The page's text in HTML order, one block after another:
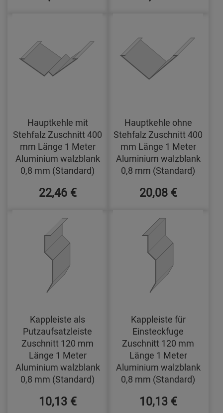
Hauptkehle mit
Stehfalz Zuschnitt 400
mm Länge 1 Meter
Aluminium walzblank
0,8 mm (Standard)
22,46 €
Hauptkehle ohne
Stehfalz Zuschnitt 400
mm Länge 1 Meter
Aluminium walzblank
0,8 mm (Standard)
20,08 €
Kappleiste als
Putzaufsatzleiste
Zuschnitt 120 mm
Länge 1 Meter
Aluminium walzblank
0,8 mm (Standard)
10,13 €
Kappleiste für
Einsteckfuge
Zuschnitt 120 mm
Länge 1 Meter
Aluminium walzblank
0,8 mm (Standard)
10,13 €